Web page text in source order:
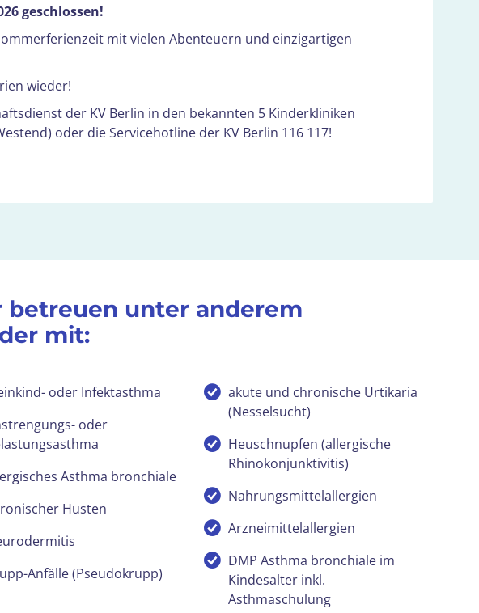
geschlossen!
mit vielen Abenteuern und einzigartigen
wieder!
der KV Berlin in den bekannten 5 Kinderkliniken
oder die Servicehotline der KV Berlin 116 117!
betreuen unter anderem
mit:
oder Infektasthma
oder
Asthma bronchiale
Husten
Anfälle (Pseudokrupp)
akute und chronische Urtikaria
(Nesselsucht)
Heuschnupfen (allergische
Rhinokonjunktivitis)
Nahrungsmittelallergien
Arzneimittelallergien
DMP Asthma bronchiale im
Kindesalter inkl.
Asthmaschulung